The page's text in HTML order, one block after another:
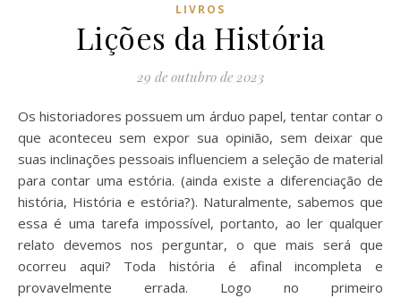
LIVROS
Lições da História
29 de outubro de 2023
Os historiadores possuem um árduo papel, tentar contar o
que aconteceu sem expor sua opinião, sem deixar que
suas inclinações pessoais influenciem a seleção de material
para contar uma estória. (ainda existe a diferenciação de
história, História e estória?). Naturalmente, sabemos que
essa é uma tarefa impossível, portanto, ao ler qualquer
relato devemos nos perguntar, o que mais será que
ocorreu aqui? Toda história é afinal incompleta e
provavelmente errada. Logo no primeiro